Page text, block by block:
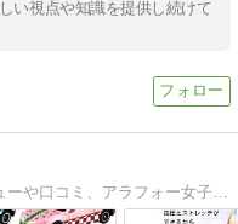
い視点や知識を提供し続けて